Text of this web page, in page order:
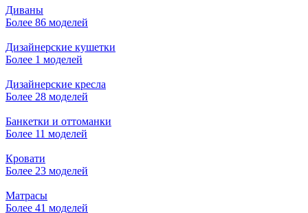
Диваны
Более 86 моделей
Дизайнерские кушетки
Более 1 моделей
Дизайнерские кресла
Более 28 моделей
Банкетки и оттоманки
Более 11 моделей
Кровати
Более 23 моделей
Матрасы
Более 41 моделей